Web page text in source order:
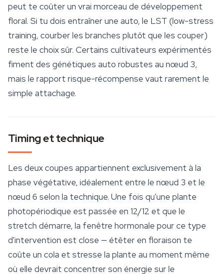
peut te coûter un vrai morceau de développement
floral. Si tu dois entraîner une auto, le LST (low-stress
training, courber les branches plutôt que les couper)
reste le choix sûr. Certains cultivateurs expérimentés
fiment des génétiques auto robustes au nœud 3,
mais le rapport risque-récompense vaut rarement le
simple attachage.
Timing et technique
Les deux coupes appartiennent exclusivement à la
phase végétative, idéalement entre le nœud 3 et le
nœud 6 selon la technique. Une fois qu'une plante
photopériodique est passée en 12/12 et que le
stretch démarre, la fenêtre hormonale pour ce type
d'intervention est close — étêter en floraison te
coûte un cola et stresse la plante au moment même
où elle devrait concentrer son énergie sur le